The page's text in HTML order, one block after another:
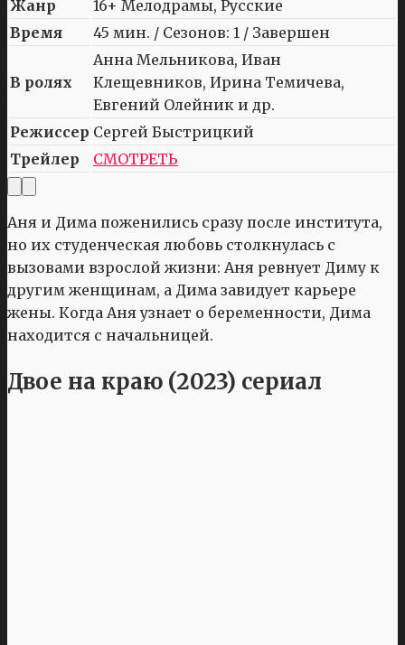
Жанр
16+ Мелодрамы, Русские
Время
45 мин. / Сезонов: 1 / Завершен
В ролях
Анна Мельникова, Иван
Клещевников, Ирина Темичева,
Евгений Олейник и др.
Режиссер Сергей Быстрицкий
Трейлер
СМОТРЕТЬ
Аня и Дима поженились сразу после института,
но их студенческая любовь столкнулась с
вызовами взрослой жизни: Аня ревнует Диму к
другим женщинам, а Дима завидует карьере
жены. Когда Аня узнает о беременности, Дима
находится с начальницей.
Двое на краю (2023) сериал